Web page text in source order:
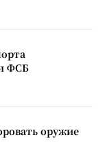
ФСБ
оружие